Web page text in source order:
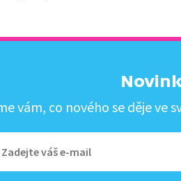
vám, co nového se děje ve